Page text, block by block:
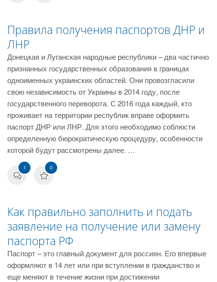
Правила получения паспортов ДНР и
ЛНР
Донецкая и Луганская народные республики – два частично
признанных государственных образования в границах
одноименных украинских областей. Они провозгласили
свою независимость от Украины в 2014 году, после
государственного переворота. С 2016 года каждый, кто
проживает на территории республик вправе оформить
паспорт ДНР или ЛНР. Для этого необходимо соблюсти
определенную бюрократическую процедуру, особенности
которой будут рассмотрены далее. …
1 0
Как правильно заполнить и подать
заявление на получение или замену
паспорта РФ
Паспорт – это главный документ для россиян. Его впервые
оформляют в 14 лет или при вступлении в гражданство и
еще меняют в течение жизни при достижении